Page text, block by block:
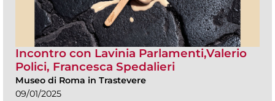
Incontro con Lavinia Parlamenti,Valerio
Polici, Francesca Spedalieri
Museo di Roma in Trastevere
09/01/2025